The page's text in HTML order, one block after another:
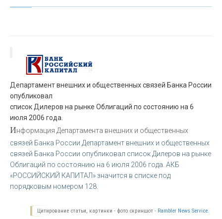
Департамент внешних и общественных связей Банка России
опубликовал
список Дилеров на рынке Облигаций по состоянию на 6
июля 2006 года.
Информация Департамента внешних и общественных
связей Банка России Департамент внешних и общественных
связей Банка России опубликовал список Дилеров на рынке
Облигаций по состоянию на 6 июля 2006 года. АКБ
«РОССИЙСКИЙ КАПИТАЛ» значится в списке под
порядковым номером 128.
Цитирование статьи, картинки - фото скриншот - Rambler News Service.